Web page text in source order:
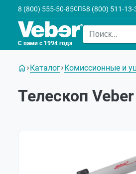
8 (800) 555-50-85СПБ8 (800) 511-13-
С вами с 1994 года
Каталог Комиссионные и
Телескоп